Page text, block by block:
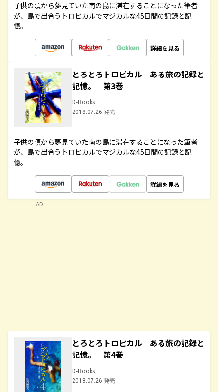
子供の頃から夢見ていた南の島に滞在することになった筆者
が、島で出合うトロピカルでマジカルな45日間の記録と記
憶。
詳細を見る
とろとろトロピカル ある旅の記録と
記憶。 第3巻
D-Books
2018.07.26 発売
子供の頃から夢見ていた南の島に滞在することになった筆者
が、島で出合うトロピカルでマジカルな45日間の記録と記
憶。
詳細を見る
とろとろトロピカル ある旅の記録と
記憶。 第4巻
D-Books
2018.07.26 発売
AD